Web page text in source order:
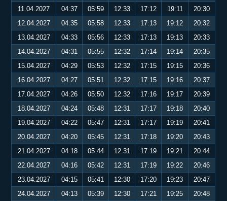
11.04.2027 04:37 05:59 12:33 17:12 19:11
20:30
12.04.2027
04:35 05:58 12:33 17:13 19:12
20:32
13.04.2027
04:33 05:56 12:33 17:13 19:13
20:33
14.04.2027
04:31 05:55 12:32 17:14 19:14
20:35
15.04.2027
04:29 05:53 12:32 17:15 19:15
20:36
16.04.2027
04:27 05:51 12:32 17:15 19:16
20:37
17.04.2027
04:26 05:50 12:32 17:16 19:17
20:39
18.04.2027
04:24 05:48 12:31 17:17 19:18
20:40
19.04.2027
04:22 05:47 12:31 17:17 19:19
20:41
20.04.2027
04:20 05:45 12:31 17:18 19:20
20:43
21.04.2027
04:18 05:44 12:31 17:19 19:21
20:44
22.04.2027
04:16 05:42 12:31 17:19 19:22
20:46
23.04.2027
04:15 05:41 12:30 17:20 19:23
20:47
24.04.2027
04:13 05:39 12:30 17:21 19:25
20:48